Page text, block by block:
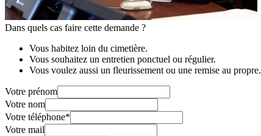
Dans quels cas faire cette demande ?
Vous habitez loin du cimetière.
Vous souhaitez un entretien ponctuel ou régulier.
Vous voulez aussi un fleurissement ou une remise au propre.
Votre prénom
Votre nom
Votre téléphone*
Votre mail